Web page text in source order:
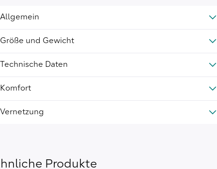
Allgemein
Größe und Gewicht
Technische Daten
Komfort
Vernetzung
Produkte